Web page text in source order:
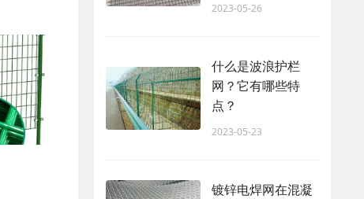
2023-05-26
什么是波浪护栏
网？它有哪些特
点？
2023-05-23
镀锌电焊网在混凝